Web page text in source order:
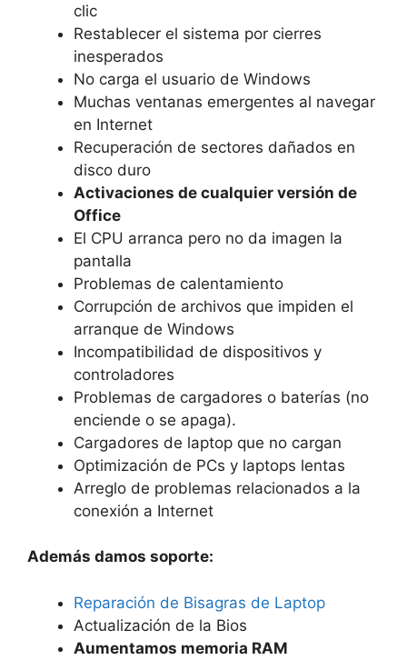
clic
Restablecer el sistema por cierres
inesperados
No carga el usuario de Windows
Muchas ventanas emergentes al navegar
en Internet
Recuperación de sectores dañados en
disco duro
Activaciones de cualquier versión de
Office
El CPU arranca pero no da imagen la
pantalla
Problemas de calentamiento
Corrupción de archivos que impiden el
arranque de Windows
Incompatibilidad de dispositivos y
controladores
Problemas de cargadores o baterías (no
enciende o se apaga).
Cargadores de laptop que no cargan
Optimización de PCs y laptops lentas
Arreglo de problemas relacionados a la
conexión a Internet
Además damos soporte:
Reparación de Bisagras de Laptop
Actualización de la Bios
Aumentamos memoria RAM